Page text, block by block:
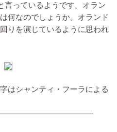
言っているようです。オラン
何なのでしょうか。オランド
りを演じているように思われ
はシャンティ・フーラによる